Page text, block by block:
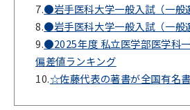
7.●岩手医科大学一般入試（一般
8.●岩手医科大学一般入試（一般
9.●2025年度 私立医学部医学科一
偏差値ランキング
10.☆佐藤代表の著書が全国有名